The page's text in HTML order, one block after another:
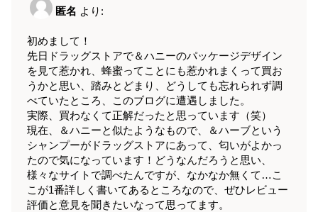
匿名 より:
初めまして！
先日ドラッグストアで＆ハニーのパッケージデザイン
を見て惹かれ、蜂蜜ってことにも惹かれまくって買お
うかと思い、踏みとどまり、どうしても忘れられず調
べていたところ、このブログに遭遇しました。
実際、買わなくて正解だったと思っています（笑）
現在、＆ハニーと似たようなもので、＆ハーブという
シャンプーがドラッグストアにあって、匂いがよかっ
たので気になっています！どうなんだろうと思い、
様々なサイトで調べたんですが、なかなか無くて…こ
こが1番詳しく書いてあるところなので、ぜひレビュー
評価と意見を聞きたいなって思ってます。